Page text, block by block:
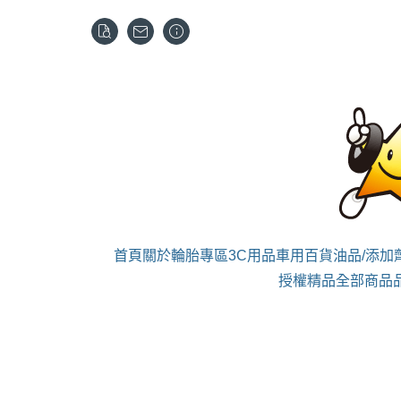
首頁 關於輪胎專區3C用品車用百貨油品/添加
授權精品全部商品